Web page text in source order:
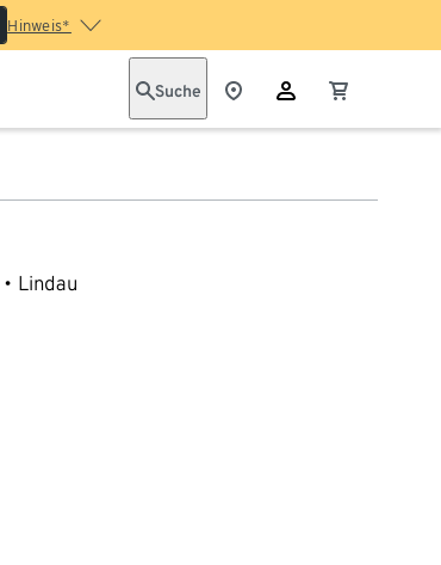
Hinweis*
Suche
Lindau